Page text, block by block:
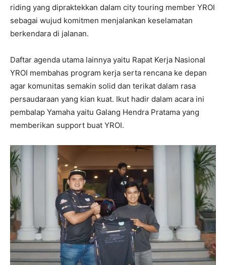
riding yang dipraktekkan dalam city touring member YROI
sebagai wujud komitmen menjalankan keselamatan
berkendara di jalanan.
Daftar agenda utama lainnya yaitu Rapat Kerja Nasional
YROI membahas program kerja serta rencana ke depan
agar komunitas semakin solid dan terikat dalam rasa
persaudaraan yang kian kuat. Ikut hadir dalam acara ini
pembalap Yamaha yaitu Galang Hendra Pratama yang
memberikan support buat YROI.